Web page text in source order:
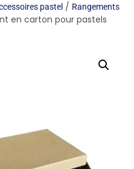
pastel / Rangements
en carton pour pastels